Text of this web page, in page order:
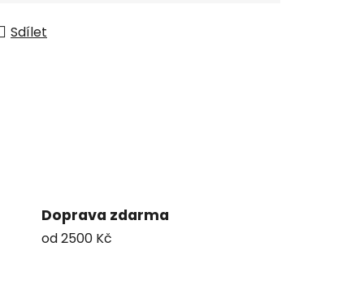
Sdílet
Doprava zdarma
od 2500 Kč